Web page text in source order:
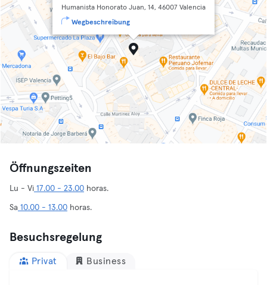
Humanista Honorato Juan, 14, 46007 Valencia
Wegbeschreibung
Öffnungszeiten
Lu - Vi 17.00 - 23.00 horas.
Sa 10.00 - 13.00 horas.
Besuchsregelung
Privat Business